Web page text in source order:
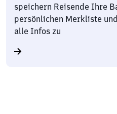
speichern Reisende Ihre
persönlichen Merkliste
alle Infos zu